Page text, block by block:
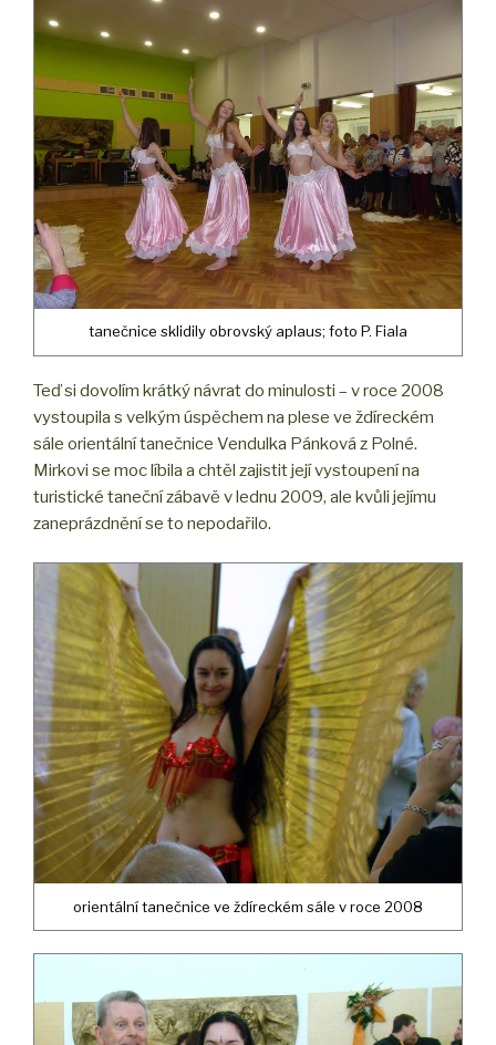
tanečnice sklidily obrovský aplaus; foto P. Fiala
Teď si dovolím krátký návrat do minulosti – v roce 2008
vystoupila s velkým úspěchem na plese ve ždíreckém
sále orientální tanečnice Vendulka Pánková z Polné.
Mirkovi se moc líbila a chtěl zajistit její vystoupení na
turistické taneční zábavě v lednu 2009, ale kvůli jejímu
zaneprázdnění se to nepodařilo.
orientální tanečnice ve ždíreckém sále v roce 2008